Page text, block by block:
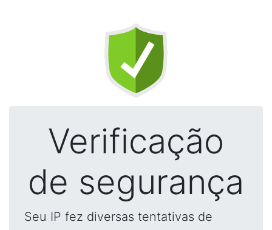
Verificação
de segurança
Seu IP fez diversas tentativas de